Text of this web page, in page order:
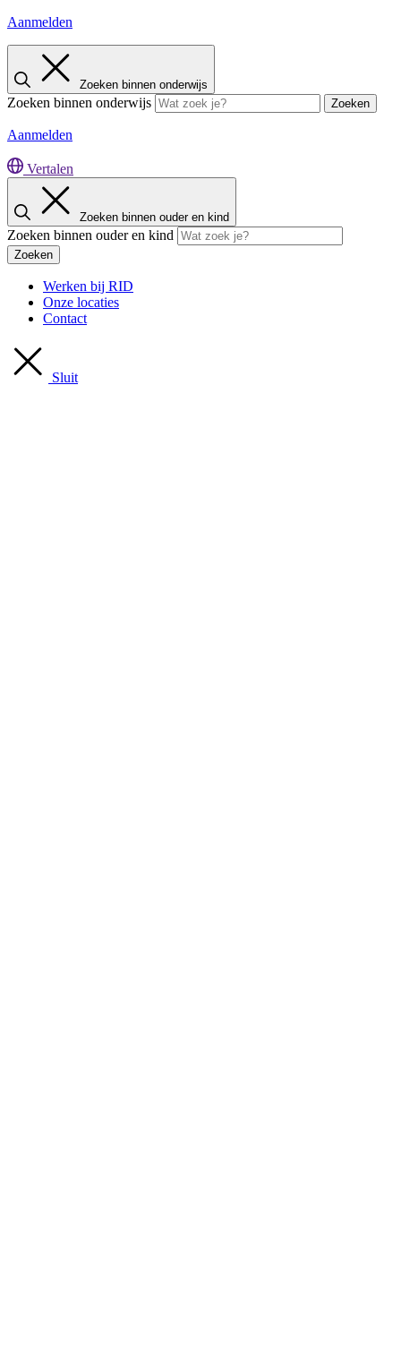
Aanmelden
Zoeken binnen onderwijs
Zoeken binnen onderwijs Zoeken
Aanmelden
Vertalen
Zoeken binnen ouder en kind
Zoeken binnen ouder en kind
Zoeken
Werken bij RID
Onze locaties
Contact
Sluit